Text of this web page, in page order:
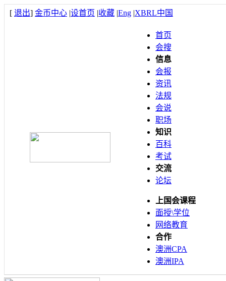
[ 退出] 金币中心 |设首页 |收藏 |Eng |XBRL中国
首页
会搜
信息
会报
资讯
法规
会说
职场
知识
百科
考试
交流
论坛
上国会课程
面授\学位
网络教育
合作
澳洲CPA
澳洲IPA